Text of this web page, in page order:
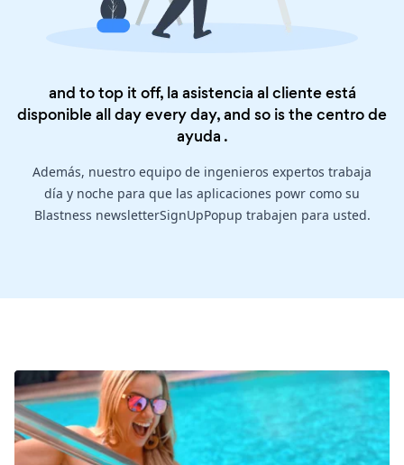
and to top it off, la asistencia al cliente está
disponible all day every day, and so is thecentro de
ayuda .
Además, nuestro equipo de ingenieros expertos trabaja
día y noche para que las aplicaciones powr como su
Blastness newsletterSignUpPopup trabajen para usted.